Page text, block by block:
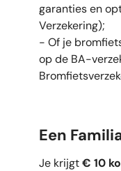
garanties en
Verzekering);
- Of je
op de BA-
Een
Je krijgt€ 10